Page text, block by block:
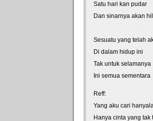
Satu hari kan pudar
Dan sinarnya akan
Sesuatu yang telah
Di dalam hidup ini
Tak untuk selamanya
Ini semua sementara
Reff:
Yang aku cari
Hanya cinta yang tak